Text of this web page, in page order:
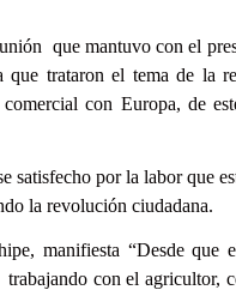
que mantuvo con el
trataron el tema de la
con Europa, de
satisfecho por la labor que
la revolución ciudadana.
manifiesta “Desde que
con el agricultor,